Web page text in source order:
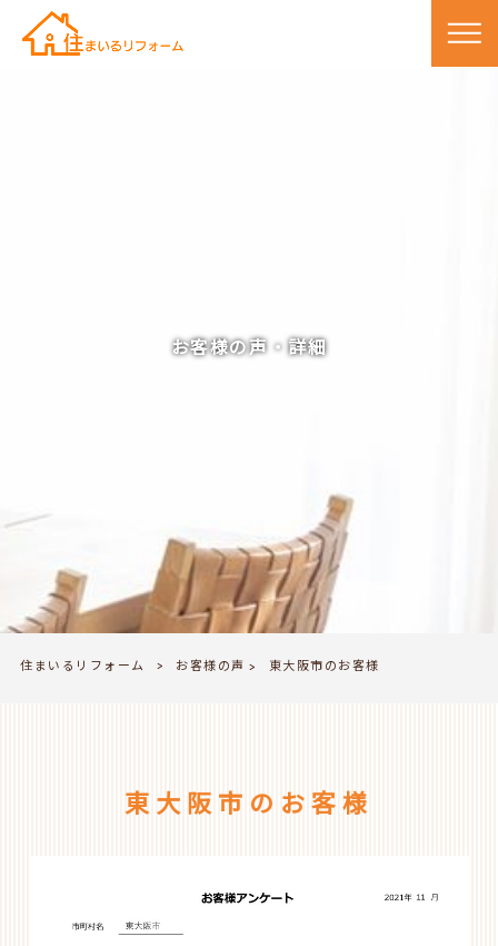
お客様の声・詳細
住まいるリフォーム > お客様の声 > 東大阪市のお客様
東大阪市のお客様